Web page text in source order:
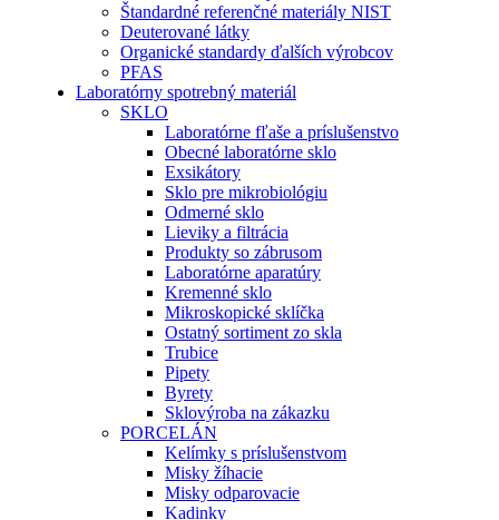
Štandardné referenčné materiály NIST
Deuterované látky
Organické standardy ďalších výrobcov
PFAS
Laboratórny spotrebný materiál
SKLO
Laboratórne fľaše a príslušenstvo
Obecné laboratórne sklo
Exsikátory
Sklo pre mikrobiológiu
Odmerné sklo
Lieviky a filtrácia
Produkty so zábrusom
Laboratórne aparatúry
Kremenné sklo
Mikroskopické sklíčka
Ostatný sortiment zo skla
Trubice
Pipety
Byrety
Sklovýroba na zákazku
PORCELÁN
Kelímky s príslušenstvom
Misky žíhacie
Misky odparovacie
Kadinky